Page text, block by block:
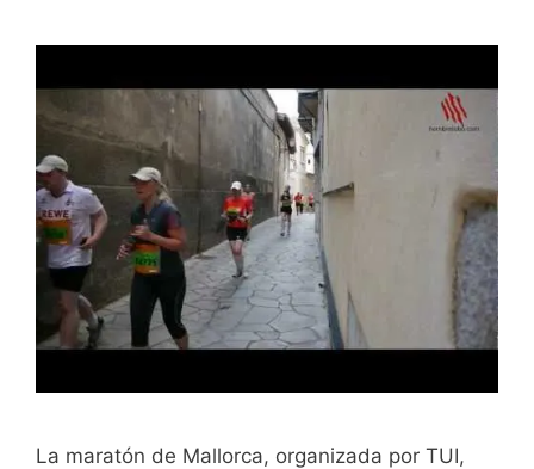
La maratón de Mallorca, organizada por TUI,